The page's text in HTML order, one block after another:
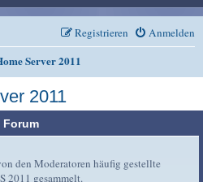
Anmelden
Registrieren
Server 2011
2011
Forum
den Moderatoren häufig gestellte
2011 gesammelt.